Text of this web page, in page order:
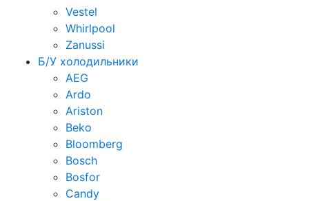
Vestel
Whirlpool
Zanussi
Б/У холодильники
AEG
Ardo
Ariston
Beko
Bloomberg
Bosch
Bosfor
Candy